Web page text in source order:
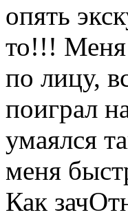
опять
то!!! Меня
по лицу,
поиграл
умаялся
меня
Как